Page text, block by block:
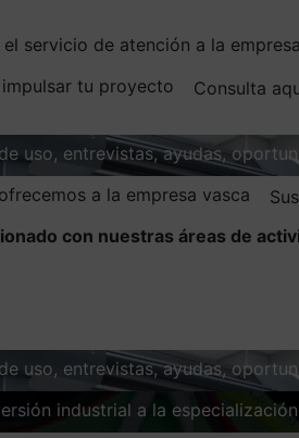
el servicio de atención a la
tu proyecto
Consulta
uso, entrevistas, ayudas,
a la empresa vasca
con nuestras áreas de
uso, entrevistas, ayudas,
industrial a la